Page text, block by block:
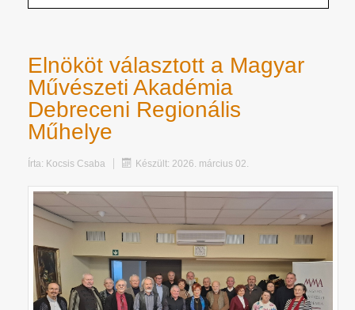
Elnököt választott a Magyar
Művészeti Akadémia
Debreceni Regionális
Műhelye
Írta: Kocsis Csaba Készült: 2026. március 02.